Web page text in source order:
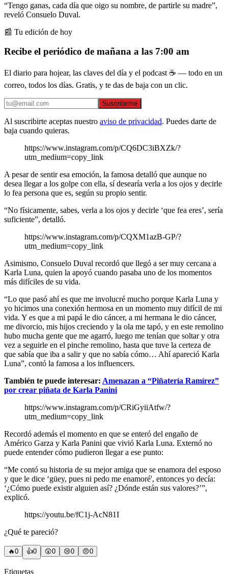
“Tengo ganas, cada día que oigo su nombre, de partirle su madre”,
reveló Consuelo Duval.
📰 Tu edición de hoy
Recibe el periódico de mañana a las 7:00 am
El diario para hojear, las claves del día y el podcast ☕ — todo en un
correo, todos los días. Gratis, y te das de baja con un clic.
Suscribirme
Al suscribirte aceptas nuestro aviso de privacidad. Puedes darte de
baja cuando quieras.
https://www.instagram.com/p/CQ6DC3iBXZk/?
utm_medium=copy_link
A pesar de sentir esa emoción, la famosa detalló que aunque no
desea llegar a los golpe con ella, sí desearía verla a los ojos y decirle
lo fea persona que es, según su propio sentir.
“No físicamente, sabes, verla a los ojos y decirle ‘que fea eres’, sería
suficiente”, detalló.
https://www.instagram.com/p/CQXM1azB-GP/?
utm_medium=copy_link
Asimismo, Consuelo Duval recordó que llegó a ser muy cercana a
Karla Luna, quien la apoyó cuando pasaba uno de los momentos
más difíciles de su vida.
“Lo que pasó ahí es que me involucré mucho porque Karla Luna y
yo hicimos una conexión hermosa en un momento muy difícil de mi
vida. Y es que a mi papá le dio cáncer, a mi hermana le dio cáncer,
me divorcio, mis hijos creciendo y la ola me tapó, y en este remolino
hubo mucha gente que me agarró, luego me tenían que soltar y otra
vez a seguirle en el pinche remolino, hasta que tuve la certeza de
que sabía que iba a salir y que no sabía cómo… Ahí apareció Karla
Luna”, contó la famosa a los influencers.
También te puede interesar: Amenazan a “Piñatería Ramírez”
por crear piñata de Karla Panini
https://www.instagram.com/p/CRiGyiiAtfw/?
utm_medium=copy_link
Recordó además el momento en que se enteró del engaño de
Américo Garza y Karla Panini que vivió Karla Luna. Externó no
puede entender cómo pudieron llegar a ese punto:
“Me contó su historia de su mejor amiga que se enamora del esposo
y que le dice ‘güey, pues ni pedo me enamoré', entonces yo decía:
‘¿Cómo puede existir alguien así? ¿Dónde están sus valores?’”,
explicó.
https://youtu.be/fC1j-AcN81I
¿Qué te pareció?
🔥0 👍0 😲0 😢0 😠0
Etiquetas